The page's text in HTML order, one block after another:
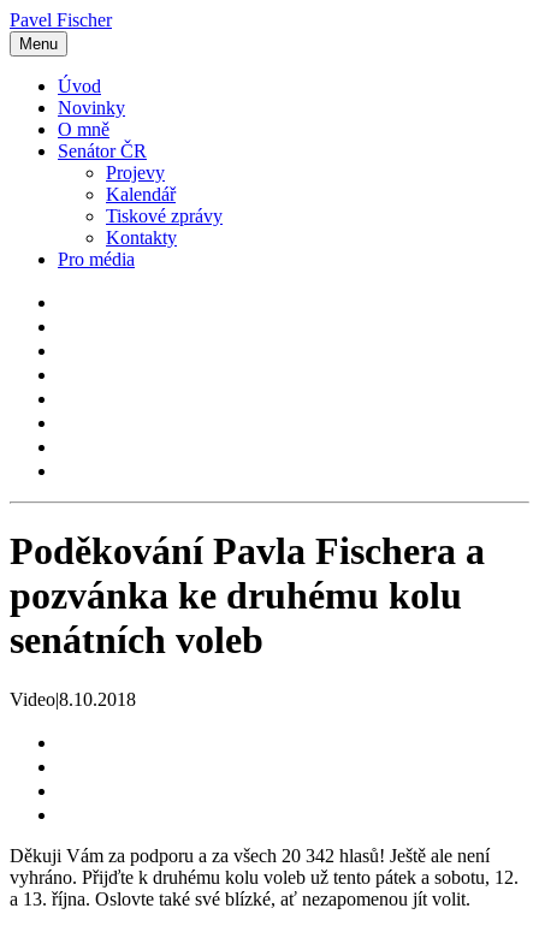
Pavel Fischer
Menu
Úvod
Novinky
O mně
Senátor ČR
Projevy
Kalendář
Tiskové zprávy
Kontakty
Pro média
Poděkování Pavla Fischera a
pozvánka ke druhému kolu
senátních voleb
Video|8.10.2018
Děkuji Vám za podporu a za všech 20 342 hlasů! Ještě ale není
vyhráno. Přijďte k druhému kolu voleb už tento pátek a sobotu, 12.
a 13. října. Oslovte také své blízké, ať nezapomenou jít volit.